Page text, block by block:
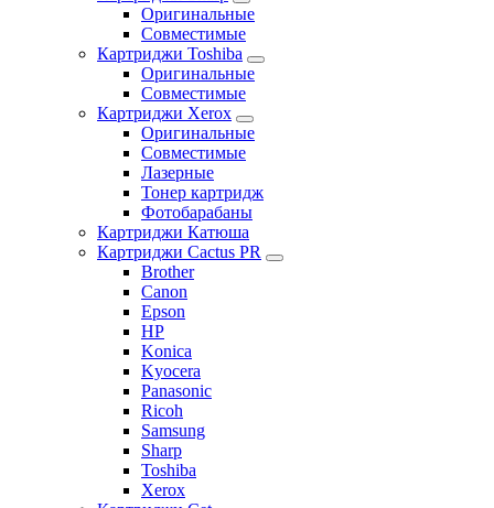
Оригинальные
Совместимые
Картриджи Toshiba
Оригинальные
Совместимые
Картриджи Xerox
Оригинальные
Совместимые
Лазерные
Тонер картридж
Фотобарабаны
Картриджи Катюша
Картриджи Cactus PR
Brother
Canon
Epson
HP
Konica
Kyocera
Panasonic
Ricoh
Samsung
Sharp
Toshiba
Xerox